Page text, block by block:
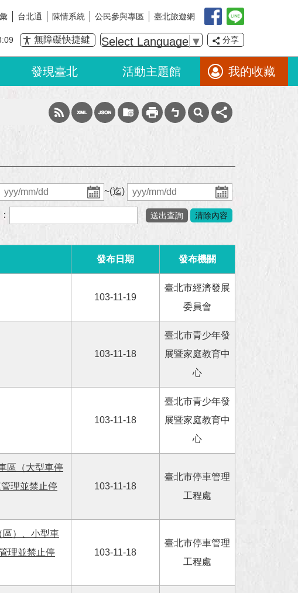
台北通 陳情系統 公民參與專區 臺北旅遊網
無障礙快捷鍵 Select Language ▼ 分享
發現臺北 活動主題館 我的收藏
~(迄)
發布日期 發布機關
103-11-19
臺北市經濟發展
委員會
103-11-18
臺北市青少年發
展暨家庭教育中
心
103-11-18
臺北市青少年發
展暨家庭教育中
心
區（大型車停
理並禁止停
103-11-18
臺北市停車管理
工程處
區）、小型車
理並禁止停
103-11-18
臺北市停車管理
工程處